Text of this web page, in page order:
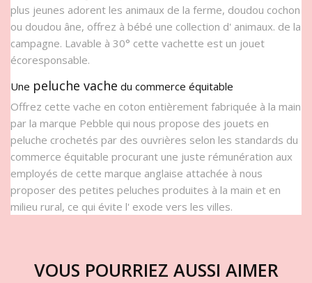
plus jeunes adorent les animaux de la ferme, doudou cochon
ou doudou âne, offrez à bébé une collection d' animaux. de la
campagne. Lavable à 30° cette vachette est un jouet
écoresponsable.
Une peluche vache du commerce équitable
Offrez cette vache en coton entièrement fabriquée à la main
par la marque Pebble qui nous propose des jouets en
peluche crochetés par des ouvrières selon les standards du
commerce équitable procurant une juste rémunération aux
employés de cette marque anglaise attachée à nous
proposer des petites peluches produites à la main et en
milieu rural, ce qui évite l' exode vers les villes.
VOUS POURRIEZ AUSSI AIMER